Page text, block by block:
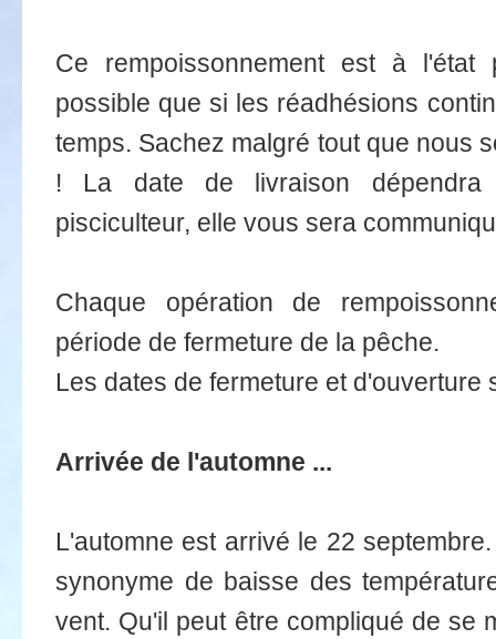
Ce rempoissonnement est à l'état
possible que si les réadhésions
temps. Sachez malgré tout que nous
! La date de livraison
pisciculteur, elle vous sera
Chaque opération de
période de fermeture de la pêche.
Les dates de fermeture et d'ouverture
Arrivée de l'automne ...
L'automne est arrivé le 22
synonyme de baisse des
vent. Qu'il peut être compliqué de se